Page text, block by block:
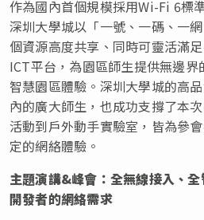
作為國內首個規模採用Wi-Fi 6標
深圳大學城以「一號、一碼、一
個資源高度共享、同時可靈活滿
ICT平台，為園區師生提供無邊
智慧園區體驗。深圳大學城的高
內的廣大師生，也成功支撐了本
活動到戶外動手實驗室，皆為參
定的網絡體驗。
主題演講&峰會：全無線接入、
開發者的網絡需求